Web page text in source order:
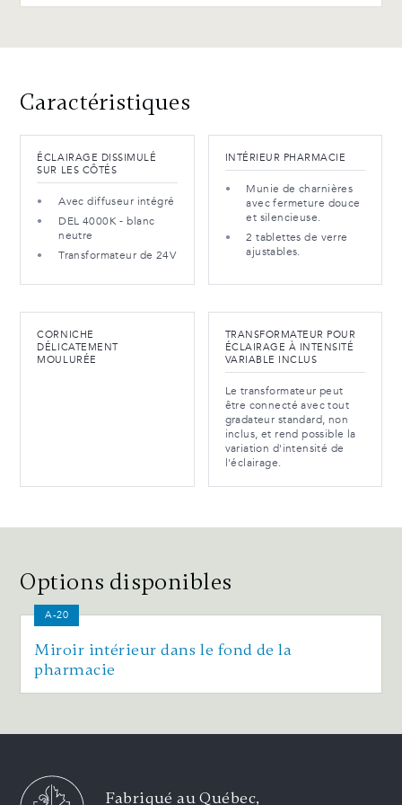
Caractéristiques
ÉCLAIRAGE DISSIMULÉ
SUR LES CÔTÉS
Avec diffuseur intégré
DEL 4000K - blanc
neutre
Transformateur de 24V
INTÉRIEUR PHARMACIE
Munie de charnières
avec fermeture douce
et silencieuse.
2 tablettes de verre
ajustables.
CORNICHE
DÉLICATEMENT
MOULURÉE
TRANSFORMATEUR POUR
ÉCLAIRAGE À INTENSITÉ
VARIABLE INCLUS
Le transformateur peut
être connecté avec tout
gradateur standard, non
inclus, et rend possible la
variation d'intensité de
l'éclairage.
Options disponibles
A-20
Miroir intérieur dans le fond de la
pharmacie
Fabriqué au Québec,